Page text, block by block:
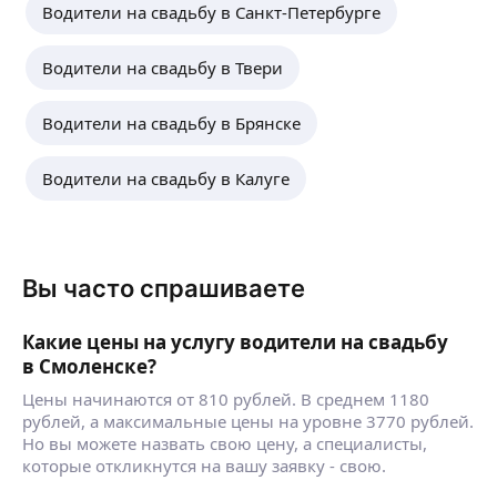
Водители на свадьбу в Санкт-Петербурге
Водители на свадьбу в Твери
Водители на свадьбу в Брянске
Водители на свадьбу в Калуге
Вы часто спрашиваете
Какие цены на услугу водители на свадьбу
в Смоленске?
Цены начинаются от 810 рублей. В среднем 1180
рублей, а максимальные цены на уровне 3770 рублей.
Но вы можете назвать свою цену, а специалисты,
которые откликнутся на вашу заявку - свою.